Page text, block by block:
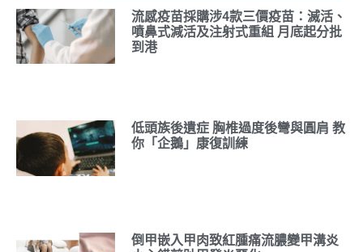
流感疫苗採購涉4款三價疫苗：滅活、
噴鼻式減活及注射式重組 月底起分批
到港
低頭族後遺症 胸椎過度後彎與圓肩 教
你「企鵝」康復訓練
倒甲嵌入甲肉致紅腫痛流膿變甲溝炎